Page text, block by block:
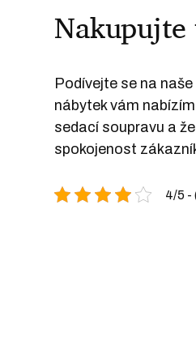
Nakupujte
Podívejte se na
nábytek vám
sedací soupravu a
spokojenost
4/5 -